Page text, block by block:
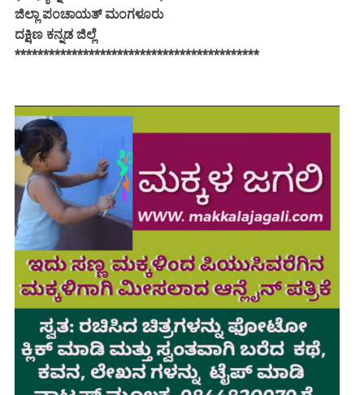
ಜಿಲ್ಲಾ ಪಂಚಾಯತ್ ಮಂಗಳೂರು
ದಕ್ಷಿಣ ಕನ್ನಡ ಜಿಲ್ಲೆ
*******************************************